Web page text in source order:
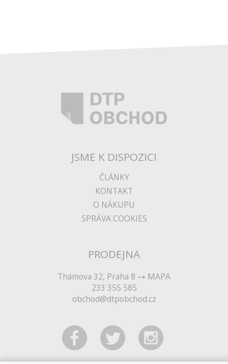
JSME K DISPOZICI
ČLÁNKY
KONTAKT
O NÁKUPU
SPRÁVA COOKIES
PRODEJNA
Thámova 32, Praha 8
MAPA
233 355 585
obchod@dtpobchod.cz